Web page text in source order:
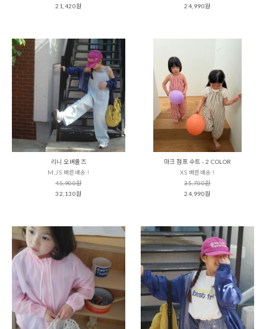
21,420원
24,990원
리니 오버롤즈
M,JS 빠른배송 !
45,900원
32,130원
마크 점프 수트 - 2 COLOR
XS 빠른배송 !
35,700원
24,990원